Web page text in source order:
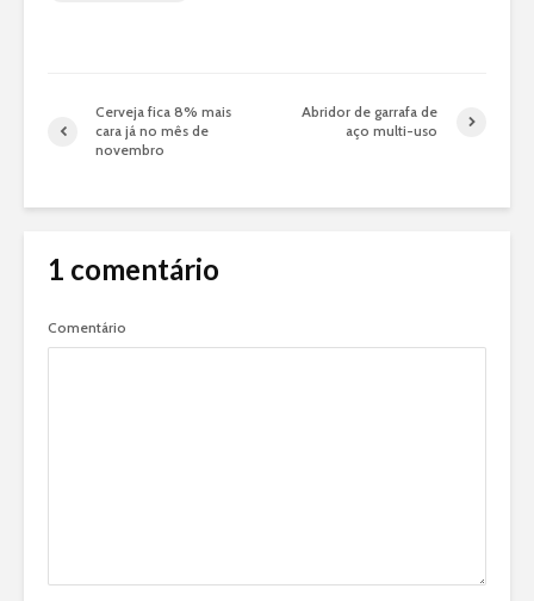
Cerveja fica 8% mais
cara já no mês de
novembro
Abridor de garrafa de
aço multi-uso
1 comentário
Comentário